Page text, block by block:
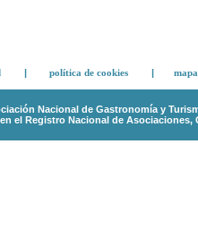
| política de cookies |
Nacional de Gastronomía y
el Registro Nacional de Asociaciones,